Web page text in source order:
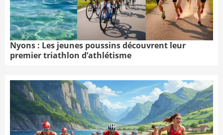
Nyons : Les jeunes poussins découvrent leur
premier triathlon d’athlétisme